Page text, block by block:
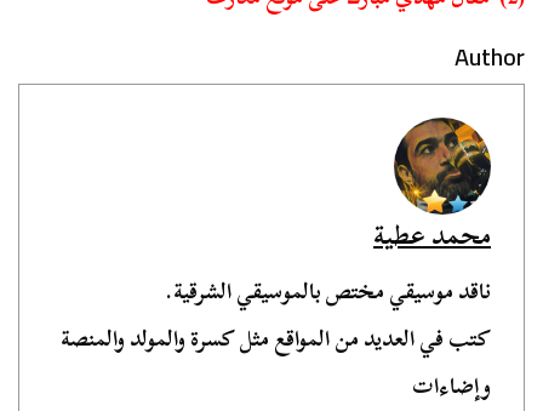
Author
محمد عطية
ناقد موسيقي مختص بالموسيقي الشرقية.
كتب في العديد من المواقع مثل كسرة والمولد والمنصة
وإضاءات